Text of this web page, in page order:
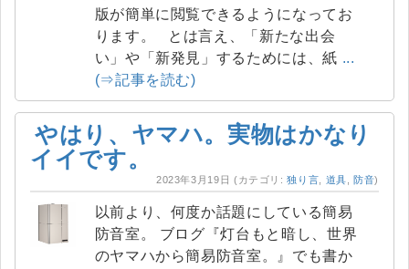
版が簡単に閲覧できるようになってお
ります。 とは言え、「新たな出会
い」や「新発見」するためには、紙 ...
(⇒記事を読む)
やはり、ヤマハ。実物はかなり
イイです。
2023年3月19日 (カテゴリ:独り言 道具 ,防音)
以前より、何度か話題にしている簡易
防音室。 ブログ『灯台もと暗し、世界
のヤマハから簡易防音室。』でも書か